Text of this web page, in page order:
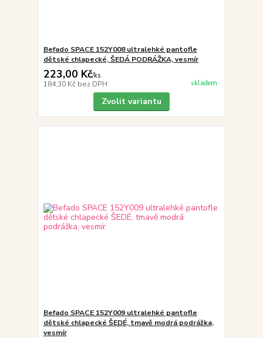
Befado SPACE 152Y008 ultralehké pantofle
dětské chlapecké, ŠEDÁ PODRÁŽKA, vesmír
223,00 Kč/ks
184,30 Kč bez DPH skladem
Zvolit variantu
Befado SPACE 152Y009 ultralehké pantofle
dětské chlapecké ŠEDÉ, tmavě modrá podrážka,
vesmír